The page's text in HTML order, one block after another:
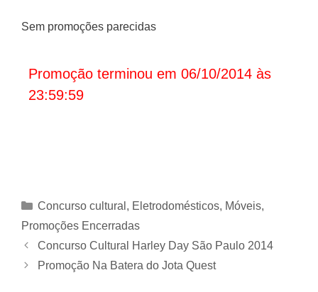
Sem promoções parecidas
Promoção terminou em 06/10/2014 às
23:59:59
Categorias
Concurso cultural , Eletrodomésticos, Móveis,
Promoções Encerradas
Concurso Cultural Harley Day São Paulo 2014
Promoção Na Batera do Jota Quest